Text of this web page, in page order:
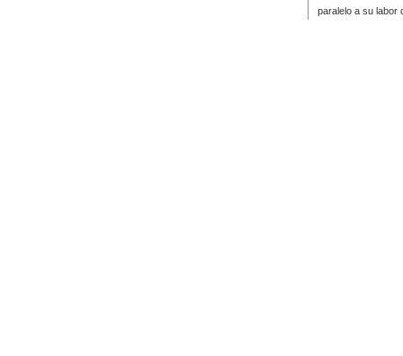
paralelo a su labor